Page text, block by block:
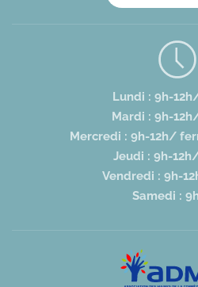
Lundi : 9h-
Mardi : 9h-
Mercredi : 9h-12h/
Jeudi : 9h-
Vendredi : 9h-
Samedi :